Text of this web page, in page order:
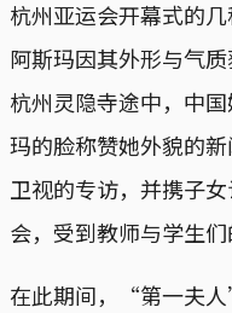
杭州亚运会开幕式的
阿斯玛因其外形与气
杭州灵隐寺途中，中
玛的脸称赞她外貌的
卫视的专访，并携子
会，受到教师与学生们
在此期间，“第一夫